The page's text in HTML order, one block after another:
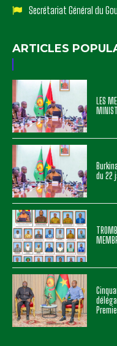
Secrétariat Général du
ARTICLES
LES
du 22